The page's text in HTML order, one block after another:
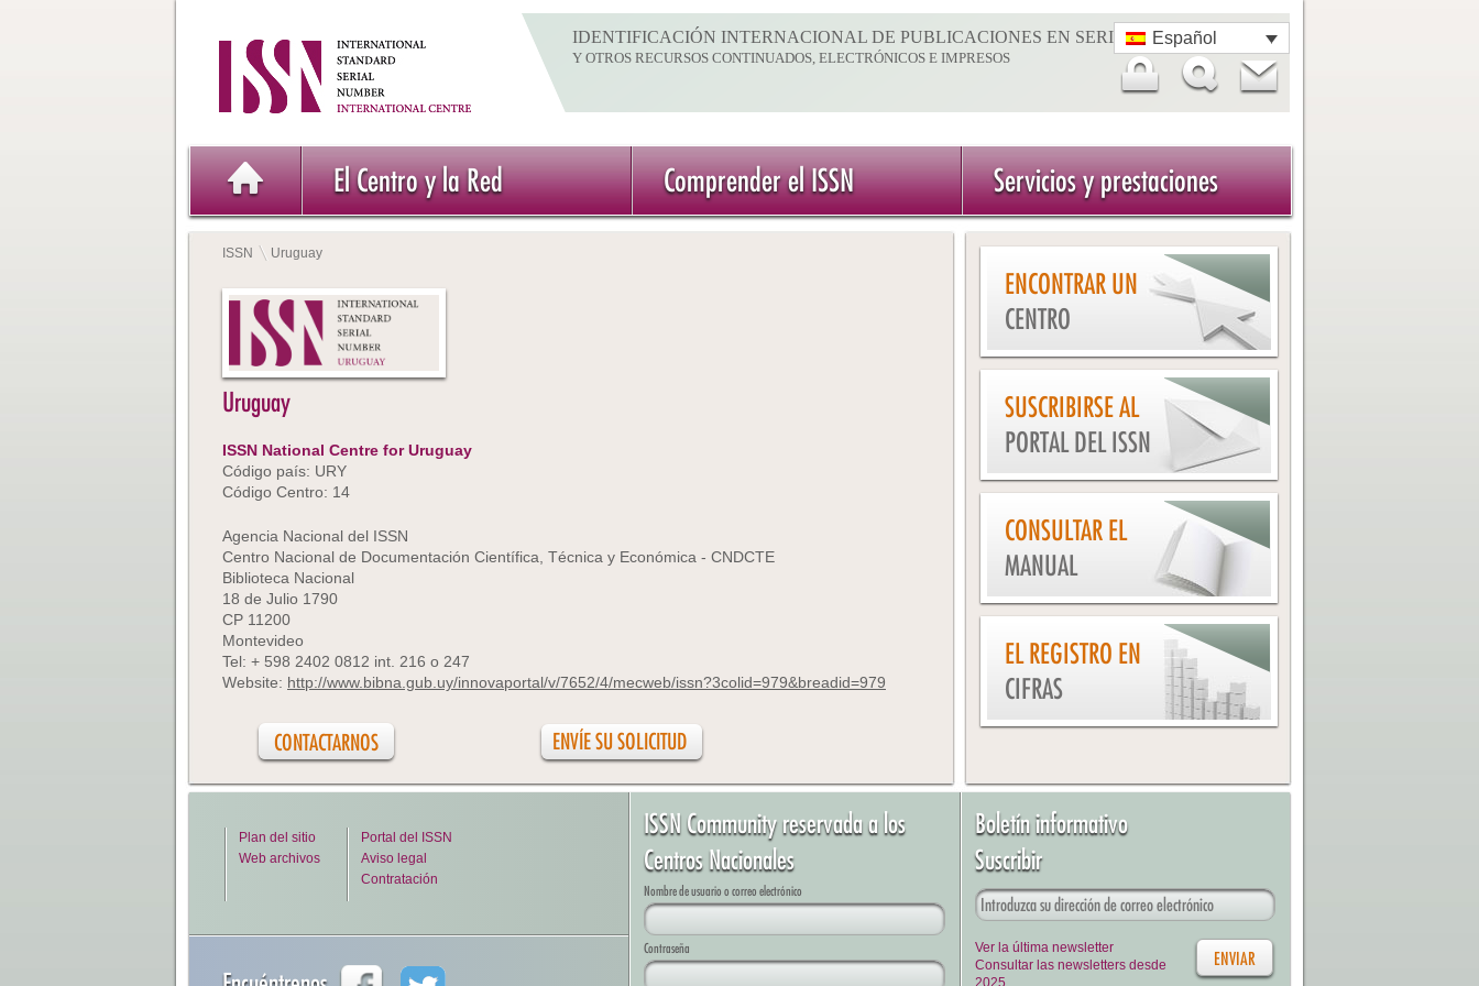
IDENTIFICACIÓN INTERNACIONAL DE PUBLICACIONES EN SERIE
Y OTROS RECURSOS CONTINUADOS, ELECTRÓNICOS E IMPRESOS
Español
El Centro y la Red Comprender el ISSN Servicios y prestaciones
ISSN Uruguay
Uruguay
ISSN National Centre for Uruguay
Código país: URY
Código Centro: 14
Agencia Nacional del ISSN
Centro Nacional de Documentación Científica, Técnica y Económica - CNDCTE
Biblioteca Nacional
18 de Julio 1790
CP 11200
Montevideo
Tel: + 598 2402 0812 int. 216 o 247
Website: http://www.bibna.gub.uy/innovaportal/v/7652/4/mecweb/issn?3colid=979&breadid=979
CONTACTARNOS
ENCONTRAR UN
CENTRO
SUSCRIBIRSE AL
PORTAL DEL ISSN
CONSULTAR EL
MANUAL
EL REGISTRO EN
CIFRAS
Plan del sitio
Web archivos
Portal del ISSN
Aviso legal
Contratación
ISSN Community reservada a los
Centros Nacionales
Nombre de usuario o correo electrónico
Contraseña
Boletín informativo
Suscribir
Ver la última newsletter
Consultar las newsletters desde
2025